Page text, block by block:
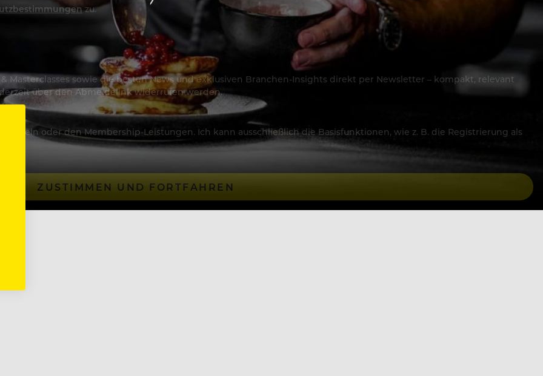
zu.
Masterclasses sowie die besten News und exklusiven Branchen-Insights direkt per Newsletter – kompakt, relevant
über den Abmeldelink widerrufen werden.
Artikeln oder den Membership-Leistungen. Ich kann ausschließlich die Basisfunktionen, wie z. B. die Registrierung als
ZUSTIMMEN UND FORTFAHREN